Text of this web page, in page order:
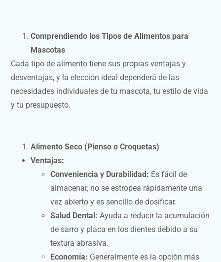
Comprendiendo los Tipos de Alimentos para
Mascotas
Cada tipo de alimento tiene sus propias ventajas y
desventajas, y la elección ideal dependerá de las
necesidades individuales de tu mascota, tu estilo de vida
y tu presupuesto.
Alimento Seco (Pienso o Croquetas)
Ventajas:
Conveniencia y Durabilidad: Es fácil de
almacenar, no se estropea rápidamente una
vez abierto y es sencillo de dosificar.
Salud Dental: Ayuda a reducir la acumulación
de sarro y placa en los dientes debido a su
textura abrasiva.
Economía: Generalmente es la opción más